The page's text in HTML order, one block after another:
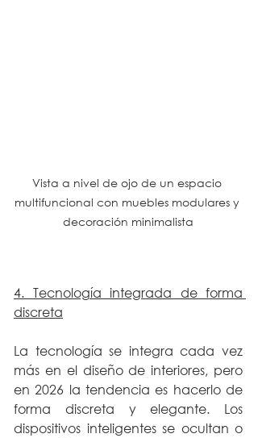
Vista a nivel de ojo de un espacio
multifuncional con muebles modulares y
decoración minimalista
4. Tecnología integrada de forma
discreta
La tecnología se integra cada vez
más en el diseño de interiores, pero
en 2026 la tendencia es hacerlo de
forma discreta y elegante. Los
dispositivos inteligentes se ocultan o